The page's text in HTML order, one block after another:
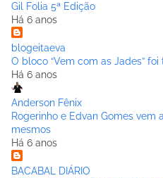
Gil Folia 5ª Edição
Há 6 anos
blogeitaeva
O bloco “Vem com as Jades” foi
Há 6 anos
Anderson Fênix
Rogerinho e Edvan Gomes vem
mesmos
Há 6 anos
BACABAL DIÁRIO